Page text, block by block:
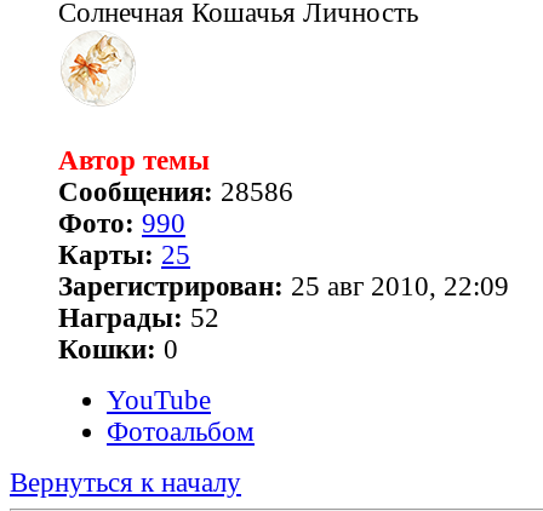
Солнечная Кошачья Личность
Автор темы
Сообщения: 28586
Фото: 990
Карты: 25
Зарегистрирован: 25 авг 2010, 22:09
Награды: 52
Кошки: 0
YouTube
Фотоальбом
Вернуться к началу